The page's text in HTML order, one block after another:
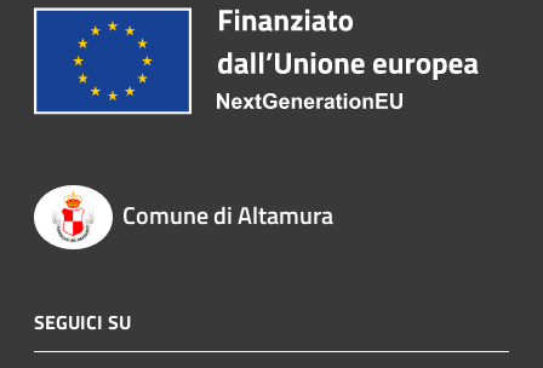
Comune di Altamura
SEGUICI SU